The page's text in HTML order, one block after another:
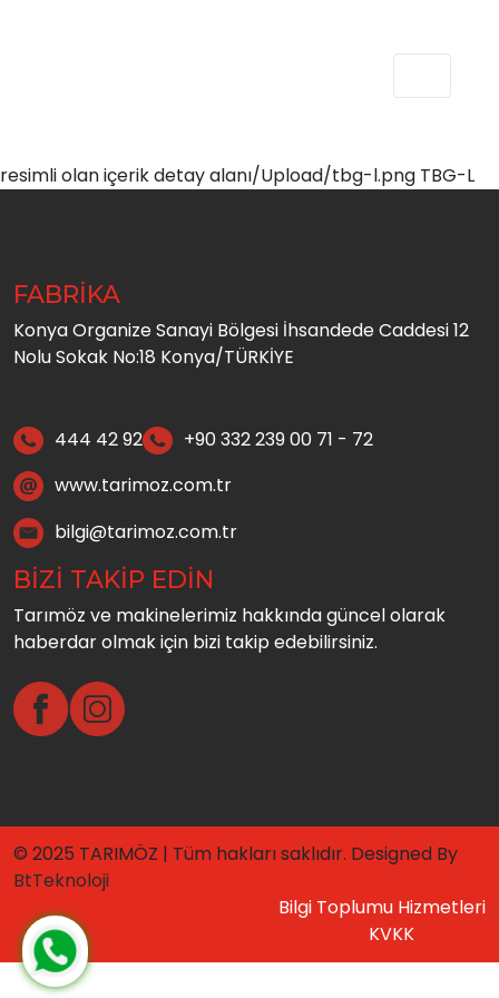
resimli olan içerik detay alanı/Upload/tbg-l.png TBG-L
FABRİKA
Konya Organize Sanayi Bölgesi İhsandede Caddesi 12
Nolu Sokak No:18 Konya/TÜRKİYE
444 42 92
+90 332 239 00 71 - 72
www.tarimoz.com.tr
bilgi@tarimoz.com.tr
BİZİ TAKİP EDİN
Tarımöz ve makinelerimiz hakkında güncel olarak
haberdar olmak için bizi takip edebilirsiniz.
© 2025 TARIMÖZ | Tüm hakları saklıdır. Designed By
BtTeknoloji
Bilgi Toplumu Hizmetleri
KVKK